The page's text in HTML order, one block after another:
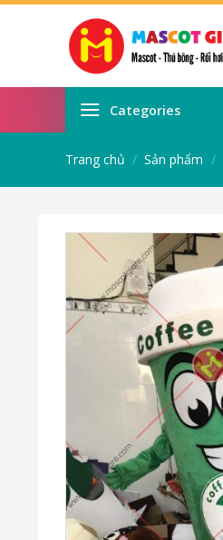
Skip
Categories
Trang chủ / Sản phẩm /